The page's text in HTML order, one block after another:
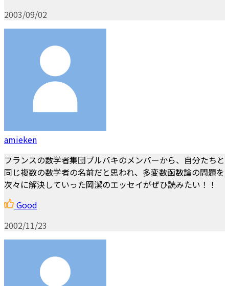
2003/09/02
amieken
フランスの数学者集団ブルバキのメンバーから、自分たちと
同じ複数の数学者の名前だと思われ、多変数函数論の問題を
次々に解決していった岡潔のエッセイがぜひ読みたい！！
Good
2002/11/23